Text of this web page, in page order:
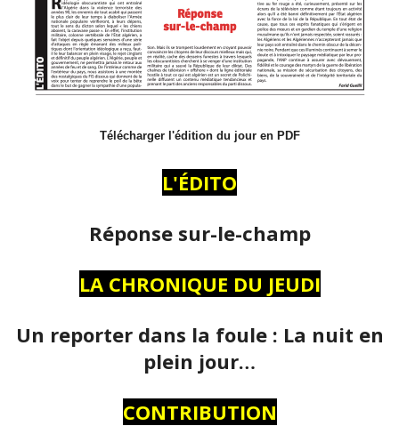
Télécharger l'édition du jour en PDF
L'ÉDITO
Réponse sur-le-champ
LA CHRONIQUE DU JEUDI
Un reporter dans la foule : La nuit en
plein jour…
CONTRIBUTION